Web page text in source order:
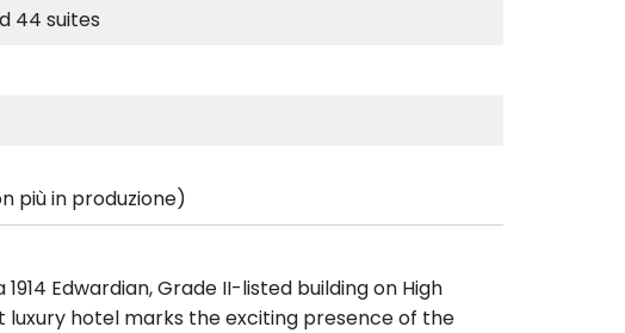
44 suites
più in produzione)
Edwardian, Grade II-listed building on High
luxury hotel marks the exciting presence of the